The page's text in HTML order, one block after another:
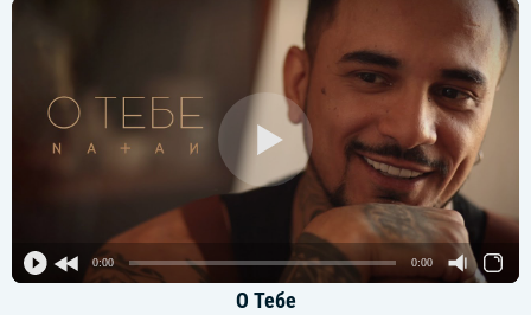
0:00 0:00
О Тебе